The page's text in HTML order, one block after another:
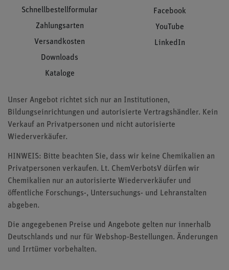
Schnellbestellformular
Zahlungsarten
Versandkosten
Downloads
Kataloge
Facebook
YouTube
LinkedIn
Unser Angebot richtet sich nur an Institutionen,
Bildungseinrichtungen und autorisierte Vertragshändler. Kein
Verkauf an Privatpersonen und nicht autorisierte
Wiederverkäufer.
HINWEIS: Bitte beachten Sie, dass wir keine Chemikalien an
Privatpersonen verkaufen. Lt. ChemVerbotsV dürfen wir
Chemikalien nur an autorisierte Wiederverkäufer und
öffentliche Forschungs-, Untersuchungs- und Lehranstalten
abgeben.
Die angegebenen Preise und Angebote gelten nur innerhalb
Deutschlands und nur für Webshop-Bestellungen. Änderungen
und Irrtümer vorbehalten.